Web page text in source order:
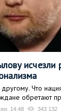
Что
обретают
14:48 343 132